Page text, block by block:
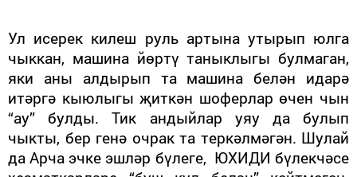
Ул исерек килеш руль артына утырып юлга
чыккан, машина йөртү таныклыгы булмаган,
яки аны алдырып та машина белән идарә
итәргә кыюлыгы җиткән шоферлар өчен чын
“ау” булды. Тик андыйлар уяу да булып
чыкты, бер генә очрак та теркәлмәгән. Шулай
да Арча эчке эшләр бүлеге, ЮХИДИ бүлекчәсе